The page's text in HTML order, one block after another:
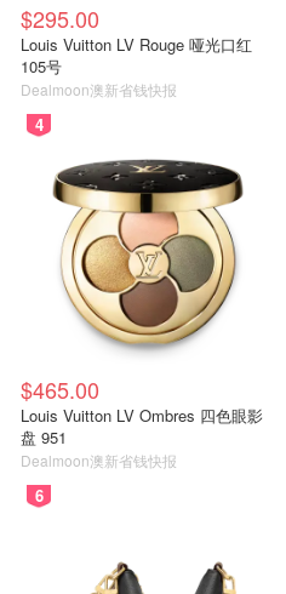
$295.00
Louis Vuitton LV Rouge 哑光口红
105号
Dealmoon澳新省钱快报
4
$465.00
Louis Vuitton LV Ombres 四色眼影
盘 951
Dealmoon澳新省钱快报
6